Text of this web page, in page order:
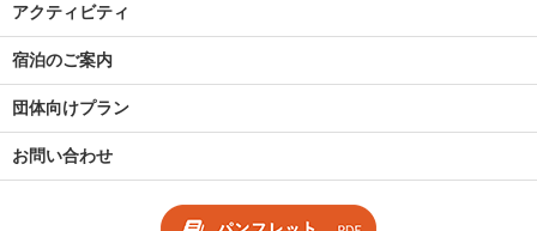
アクティビティ
宿泊のご案内
団体向けプラン
お問い合わせ